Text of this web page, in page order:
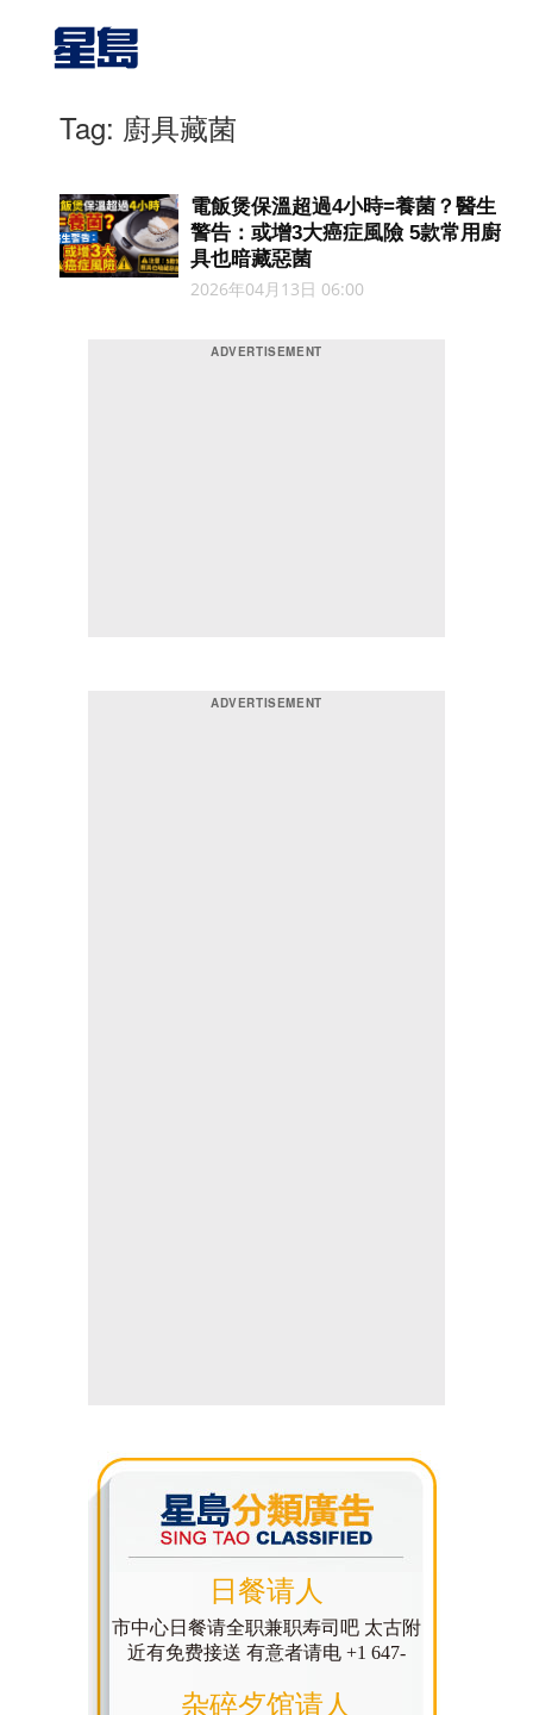
Tag: 廚具藏菌
電飯煲保溫超過4小時=養菌？醫生
警告：或增3大癌症風險 5款常用廚
具也暗藏惡菌
2026年04月13日 06:00